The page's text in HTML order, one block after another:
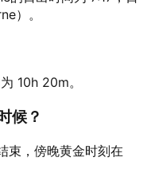
）。
10h 20m。
候？
束，傍晚黄金时刻在